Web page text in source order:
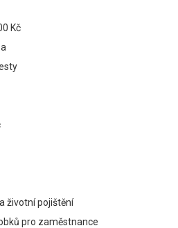
Kč
životní pojištění
pro zaměstnance